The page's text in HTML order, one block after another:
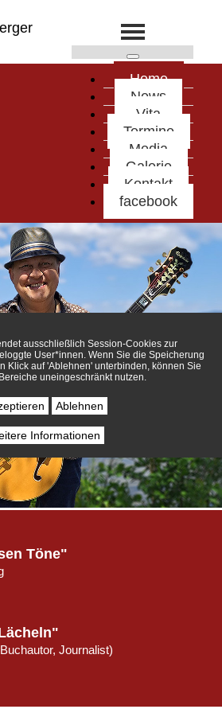
Home
News
Vita
Termine
Media
Galerie
Kontakt
facebook
Töne"
Journalist)
ausschließlich Session-Cookies zur
User*innen. Wenn Sie die Speicherung
Klick auf 'Ablehnen' unterbinden, können Sie
uneingeschränkt nutzen.
Ablehnen
Informationen